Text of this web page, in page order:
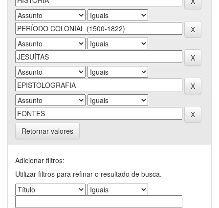
Retornar valores
Adicionar filtros:
Utilizar filtros para refinar o resultado de busca.